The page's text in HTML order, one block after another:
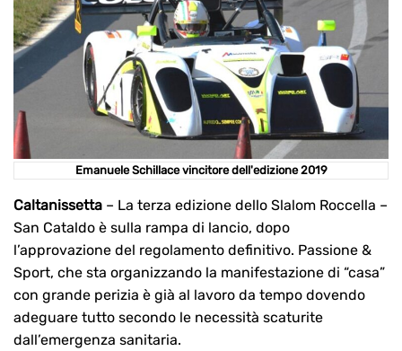
Emanuele Schillace vincitore dell'edizione 2019
Caltanissetta – La terza edizione dello Slalom Roccella –
San Cataldo è sulla rampa di lancio, dopo
l’approvazione del regolamento definitivo. Passione &
Sport, che sta organizzando la manifestazione di “casa”
con grande perizia è già al lavoro da tempo dovendo
adeguare tutto secondo le necessità scaturite
dall’emergenza sanitaria.